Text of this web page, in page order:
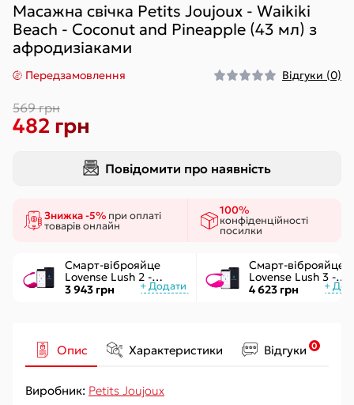
Масажна свічка Petits Joujoux - Waikiki
Beach - Coconut and Pineapple (43 мл) з
афродизіаками
Передзамовлення Відгуки (0)
569 грн
482 грн
Повідомити про наявність
Знижка -5% при оплаті
товарів онлайн
100%
конфіденційності
посилки
Смарт-віброяйце
Lovense Lush 2 -
управління через
додаток
3 943 грн
Смарт-віброяйце
Lovense Lush 3 -
керування через
інтернет
4 623 грн
Опис Характеристики Відгуки 0
Виробник: Petits Joujoux